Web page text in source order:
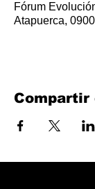
Fórum
Atapuerca,
Compartir